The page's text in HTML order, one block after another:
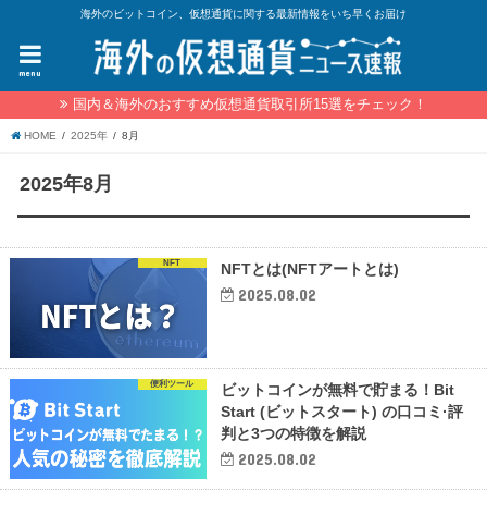
海外のビットコイン、仮想通貨に関する最新情報をいち早くお届け
menu
国内＆海外のおすすめ仮想通貨取引所15選をチェック！
HOME 2025年 8月
2025年8月
NFT NFTとは(NFTアートとは)
2025.08.02
便利ツール
ビットコインが無料で貯まる！Bit
Start (ビットスタート) の口コミ·評
判と3つの特徴を解説
2025.08.02